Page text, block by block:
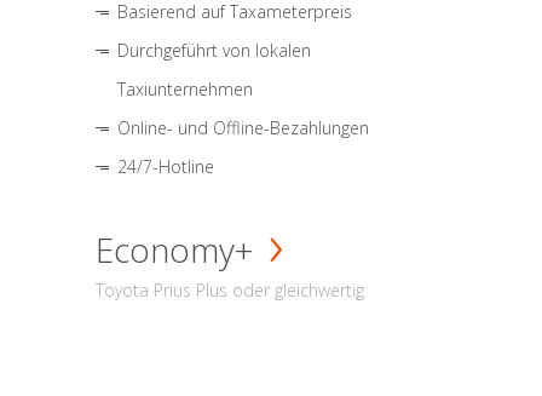
Basierend auf Taxameterpreis
Durchgeführt von lokalen
Taxiunternehmen
Online- und Offline-Bezahlungen
24/7-Hotline
Economy+
Toyota Prius Plus oder gleichwertig